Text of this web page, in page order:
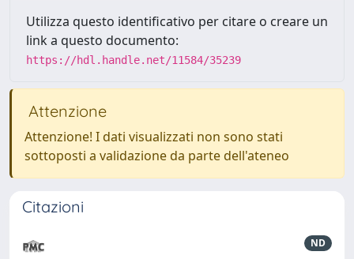
Utilizza questo identificativo per citare o creare un
link a questo documento:
https://hdl.handle.net/11584/35239
Attenzione
Attenzione! I dati visualizzati non sono stati
sottoposti a validazione da parte dell'ateneo
Citazioni
ND